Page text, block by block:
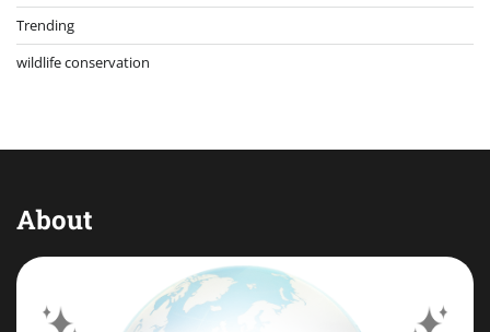
Trending
wildlife conservation
About